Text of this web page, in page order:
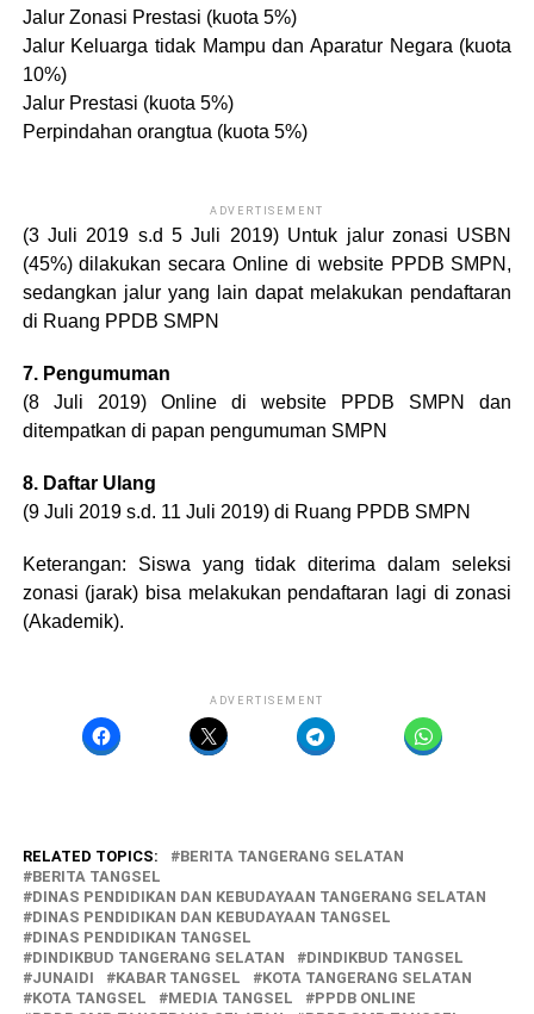
Jalur Zonasi Prestasi (kuota 5%)
Jalur Keluarga tidak Mampu dan Aparatur Negara (kuota
10%)
Jalur Prestasi (kuota 5%)
Perpindahan orangtua (kuota 5%)
ADVERTISEMENT
(3 Juli 2019 s.d 5 Juli 2019) Untuk jalur zonasi USBN
(45%) dilakukan secara Online di website PPDB SMPN,
sedangkan jalur yang lain dapat melakukan pendaftaran
di Ruang PPDB SMPN
7. Pengumuman
(8 Juli 2019) Online di website PPDB SMPN dan
ditempatkan di papan pengumuman SMPN
8. Daftar Ulang
(9 Juli 2019 s.d. 11 Juli 2019) di Ruang PPDB SMPN
Keterangan: Siswa yang tidak diterima dalam seleksi
zonasi (jarak) bisa melakukan pendaftaran lagi di zonasi
(Akademik).
ADVERTISEMENT
RELATED TOPICS:
BERITA TANGERANG SELATAN
BERITA TANGSEL
DINAS PENDIDIKAN DAN KEBUDAYAAN TANGERANG SELATAN
DINAS PENDIDIKAN DAN KEBUDAYAAN TANGSEL
DINAS PENDIDIKAN TANGSEL
DINDIKBUD TANGERANG SELATAN
DINDIKBUD TANGSEL
JUNAIDI
KABAR TANGSEL
KOTA TANGERANG SELATAN
KOTA TANGSEL
MEDIA TANGSEL
PPDB ONLINE